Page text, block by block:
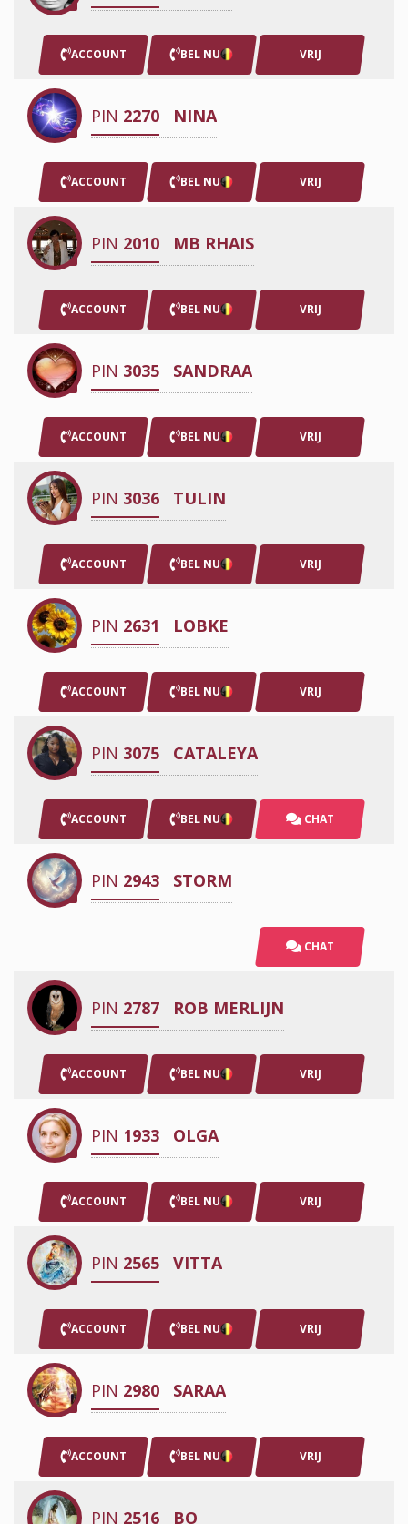
ACCOUNT BEL NU VRIJ
PIN 2270 NINA
ACCOUNT BEL NU VRIJ
PIN 2010 MB RHAIS
ACCOUNT BEL NU VRIJ
PIN 3035 SANDRAA
ACCOUNT BEL NU VRIJ
PIN 3036 TULIN
ACCOUNT BEL NU VRIJ
PIN 2631 LOBKE
ACCOUNT BEL NU VRIJ
PIN 3075 CATALEYA
ACCOUNT BEL NU CHAT
PIN 2943 STORM
CHAT
PIN 2787 ROB MERLIJN
ACCOUNT BEL NU VRIJ
PIN 1933 OLGA
ACCOUNT BEL NU VRIJ
PIN 2565 VITTA
ACCOUNT BEL NU VRIJ
PIN 2980 SARAA
ACCOUNT BEL NU VRIJ
PIN 2516 BO